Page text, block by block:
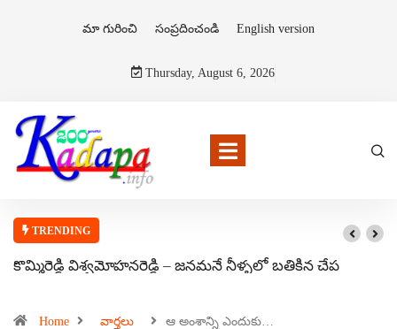
మా గురించి సంప్రదించండి English version
Thursday, August 6, 2026
TRENDING
కొమ్మిరెడ్డి విశ్వమోహనరెడ్డి – జనమనే నీళ్ళలో బతికిన చేప
Home వార్తలు ఆ అంశాన్ని ఎందుకు…